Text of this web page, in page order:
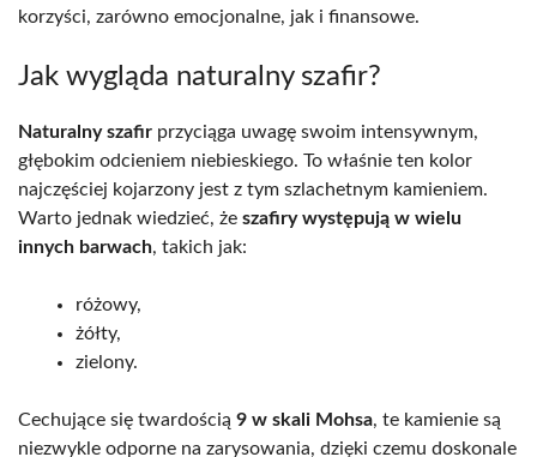
korzyści, zarówno emocjonalne, jak i finansowe.
Jak wygląda naturalny szafir?
Naturalny szafir przyciąga uwagę swoim intensywnym,
głębokim odcieniem niebieskiego. To właśnie ten kolor
najczęściej kojarzony jest z tym szlachetnym kamieniem.
Warto jednak wiedzieć, że szafiry występują w wielu
innych barwach, takich jak:
różowy,
żółty,
zielony.
Cechujące się twardością 9 w skali Mohsa, te kamienie są
niezwykle odporne na zarysowania, dzięki czemu doskonale